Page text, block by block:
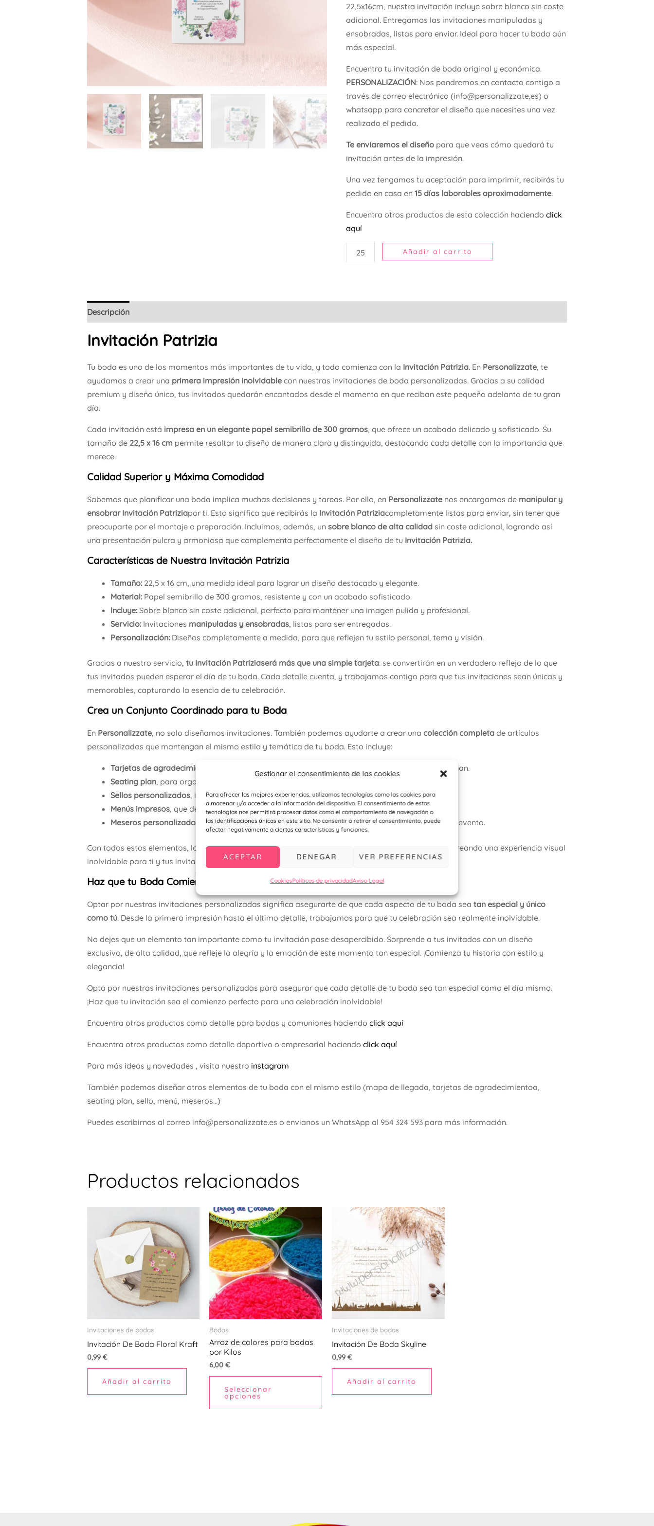
Gestionar el consentimiento de las cookies
Para ofrecer las mejores experiencias, utilizamos tecnologías como las cookies para
almacenar y/o acceder a la información del dispositivo. El consentimiento de estas
tecnologías nos permitirá procesar datos como el comportamiento de navegación o
las identificaciones únicas en este sitio. No consentir o retirar el consentimiento, puede
afectar negativamente a ciertas características y funciones.
ACEPTAR DENEGAR VER PREFERENCIAS
CookiesPolíticas de privacidadAviso Legal
22,5x16cm, nuestra invitación incluye sobre blanco sin coste
adicional. Entregamos las invitaciones manipuladas y
ensobradas, listas para enviar. Ideal para hacer tu boda aún
más especial.
Encuentra tu invitación de boda original y económica.
PERSONALIZACIÓN: Nos pondremos en contacto contigo a
través de correo electrónico (info@personalizzate.es) o
whatsapp para concretar el diseño que necesites una vez
realizado el pedido.
Te enviaremos el diseño para que veas cómo quedará tu
invitación antes de la impresión.
Una vez tengamos tu aceptación para imprimir, recibirás tu
pedido en casa en15 días laborables aproximadamente.
Encuentra otros productos de esta colección haciendoclick
aquí
Añadir al carrito
Descripción
Invitación Patrizia
Tu boda es uno de los momentos más importantes de tu vida, y todo comienza con la Invitación Patrizia. En Personalizzate, te
ayudamos a crear una primera impresión inolvidablecon nuestras invitaciones de boda personalizadas. Gracias a su calidad
premium y diseño único, tus invitados quedarán encantados desde el momento en que reciban este pequeño adelanto de tu gran
día.
Cada invitación está impresa en un elegante papel semibrillo de 300 gramos, que ofrece un acabado delicado y sofisticado. Su
tamaño de 22,5 x 16 cm permite resaltar tu diseño de manera clara y distinguida, destacando cada detalle con la importancia que
merece.
Calidad Superior y Máxima Comodidad
Sabemos que planificar una boda implica muchas decisiones y tareas. Por ello, en Personalizzatenos encargamos de manipular y
ensobrar Invitación Patriziapor ti. Esto significa que recibirás la Invitación Patriziacompletamente listas para enviar, sin tener que
preocuparte por el montaje o preparación. Incluimos, además, un sobre blanco de alta calidadsin coste adicional, logrando así
una presentación pulcra y armoniosa que complementa perfectamente el diseño de tu Invitación Patrizia.
Características de Nuestra Invitación Patrizia
Tamaño:22,5 x 16 cm, una medida ideal para lograr un diseño destacado y elegante.
Material:Papel semibrillo de 300 gramos, resistente y con un acabado sofisticado.
Incluye:Sobre blanco sin coste adicional, perfecto para mantener una imagen pulida y profesional.
Servicio:Invitaciones manipuladas y ensobradas, listas para ser entregadas.
Personalización:Diseños completamente a medida, para que reflejen tu estilo personal, tema y visión.
Gracias a nuestro servicio, tu Invitación Patriziaserá más que una simple tarjeta: se convertirán en un verdadero reflejo de lo que
tus invitados pueden esperar el día de tu boda. Cada detalle cuenta, y trabajamos contigo para que tus invitaciones sean únicas y
memorables, capturando la esencia de tu celebración.
Crea un Conjunto Coordinado para tu Boda
En Personalizzate, no solo diseñamos invitaciones. También podemos ayudarte a crear una colección completade artículos
personalizados que mantengan el mismo estilo y temática de tu boda. Esto incluye:
Tarjetas de agradecimiento
, perfectas para expresar tu cariño y gratitud a quienes te acompañan.
Seating plan, para organizar a tus invitados de manera elegante y práctica.
Sellos personalizados, ideales para decorar sobres y dar un toque original.
Menús impresos, que destacarán en las mesas de tu celebración.
Meseros personalizados
, diseñados con el mismo estilo para mantener la armonía visual de tu evento.
Con todos estos elementos, logramos que cada detalle de tu boda esté
, creando una experiencia visual
inolvidable para ti y tus invitados.
Haz que tu Boda Comience con la Invitación Patrizia
Optar por nuestras invitaciones personalizadas significa asegurarte de que cada aspecto de tu boda sea tan especial y único
como tú. Desde la primera impresión hasta el último detalle, trabajamos para que tu celebración sea realmente inolvidable.
No dejes que un elemento tan importante como tu invitación pase desapercibido. Sorprende a tus invitados con un diseño
exclusivo, de alta calidad, que refleje la alegría y la emoción de este momento tan especial. ¡Comienza tu historia con estilo y
elegancia!
Opta por nuestras invitaciones personalizadas para asegurar que cada detalle de tu boda sea tan especial como el día mismo.
¡Haz que tu invitación sea el comienzo perfecto para una celebración inolvidable!
Encuentra otros productos como detalle para bodas y comuniones haciendo click aquí
Encuentra otros productos como detalle deportivo o empresarial haciendo click aquí
Para más ideas y novedades , visita nuestro instagram
También podemos diseñar otros elementos de tu boda con el mismo estilo (mapa de llegada, tarjetas de agradecimientoa,
seating plan, sello, menú, meseros…)
Puedes escribirnos al correo info@personalizzate.es o envianos un WhatsApp al 954 324 593 para más información.
Productos relacionados
Invitaciones de bodas
Invitación De Boda Floral Kraft
0,99 €
Añadir al carrito
Bodas
Arroz de colores para bodas
por Kilos
6,00€
Seleccionar
opciones
tiene
múltiples
variantes.
Las
opciones
se
pueden
elegir
página
Invitaciones de bodas
Invitación De Boda Skyline
0,99 €
Añadir al carrito